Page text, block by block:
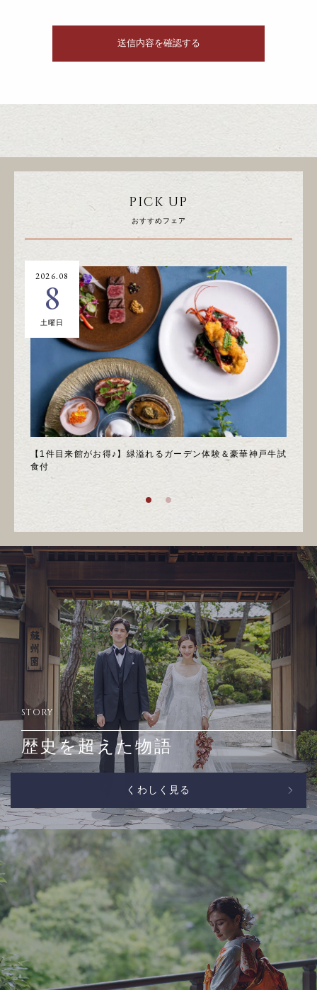
PICK UP
おすすめフェア
【1件目来館がお得♪】緑溢れるガーデン体験＆豪華神戸牛試
食付
2026.08
8
土曜日
STORY
歴史を超えた物語
くわしく見る